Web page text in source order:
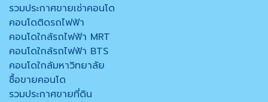
รวมประกาศขายเช่าคอนโด
คอนโดติดรถไฟฟ้า
คอนโดใกล้รถไฟฟ้า MRT
คอนโดใกล้รถไฟฟ้า BTS
คอนโดใกล้มหาวิทยาลัย
ซื้อขายคอนโด
รวมประกาศขายที่ดิน